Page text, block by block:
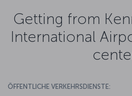
Getting from
International
ÖFFENTLICHE VERKEHRSDIENSTE: